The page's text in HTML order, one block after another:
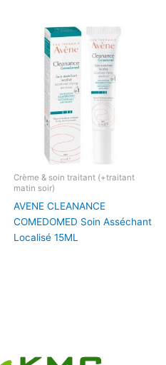
Crème & soin traitant (+traitant
matin soir)
AVENE CLEANANCE
COMEDOMED Soin Asséchant
Localisé 15ML